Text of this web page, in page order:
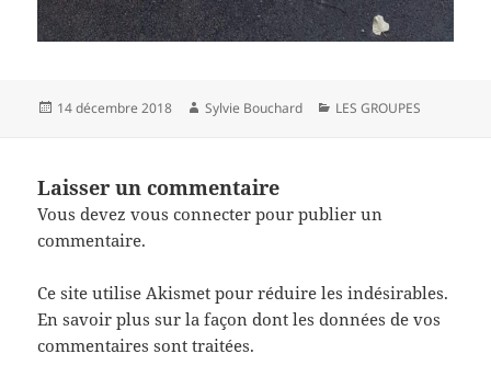
Publié
14 décembre 2018 Auteur
Sylvie Bouchard Catégories
LES GROUPES
Laisser un commentaire
Vous devezvous connecter pour publier un
commentaire.
Ce site utilise Akismet pour réduire les indésirables.
En savoir plus sur la façon dont les données de vos
commentaires sont traitées.